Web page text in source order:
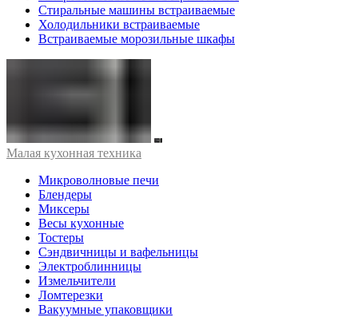
Стиральные машины встраиваемые
Холодильники встраиваемые
Встраиваемые морозильные шкафы
Малая кухонная техника
Микроволновые печи
Блендеры
Миксеры
Весы кухонные
Тостеры
Сэндвичницы и вафельницы
Электроблинницы
Измельчители
Ломтерезки
Вакуумные упаковщики